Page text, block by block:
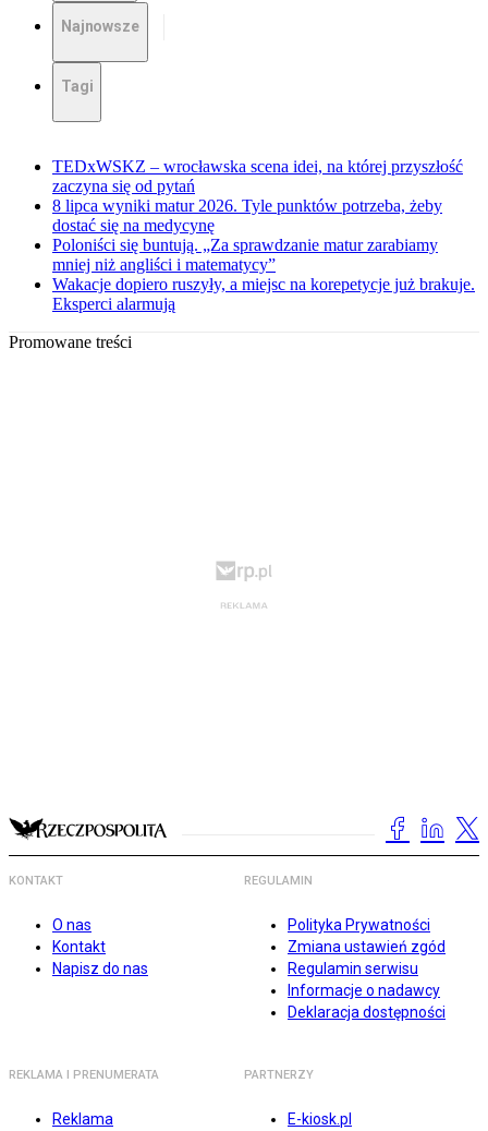
Najnowsze
Tagi
TEDxWSKZ – wrocławska scena idei, na której przyszłość
zaczyna się od pytań
8 lipca wyniki matur 2026. Tyle punktów potrzeba, żeby
dostać się na medycynę
Poloniści się buntują. „Za sprawdzanie matur zarabiamy
mniej niż angliści i matematycy”
Wakacje dopiero ruszyły, a miejsc na korepetycje już brakuje.
Eksperci alarmują
Promowane treści
KONTAKT
O nas
Kontakt
Napisz do nas
REGULAMIN
Polityka Prywatności
Zmiana ustawień zgód
Regulamin serwisu
Informacje o nadawcy
Deklaracja dostępności
REKLAMA I PRENUMERATA
Reklama
PARTNERZY
E-kiosk.pl